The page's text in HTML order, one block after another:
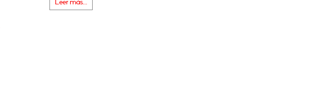
Leer más...